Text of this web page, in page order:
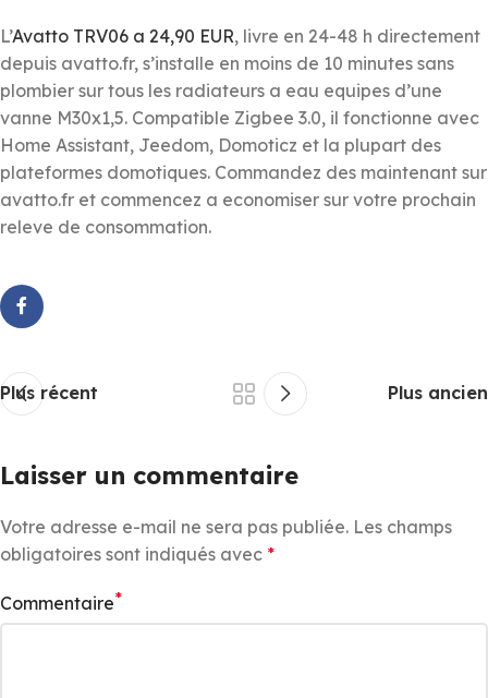
L’Avatto TRV06 a 24,90 EUR, livre en 24-48 h directement
depuis avatto.fr, s’installe en moins de 10 minutes sans
plombier sur tous les radiateurs a eau equipes d’une
vanne M30x1,5. Compatible Zigbee 3.0, il fonctionne avec
Home Assistant, Jeedom, Domoticz et la plupart des
plateformes domotiques. Commandez des maintenant sur
avatto.fr et commencez a economiser sur votre prochain
releve de consommation.
Plus récent Plus ancien
Laisser un commentaire
Votre adresse e-mail ne sera pas publiée. Les champs
obligatoires sont indiqués avec *
Commentaire*